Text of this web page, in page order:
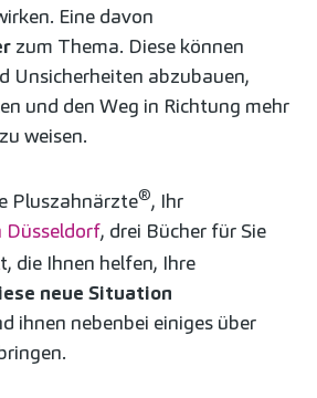
Eine davon
zum Thema. Diese können
Unsicherheiten abzubauen,
und den Weg in Richtung mehr
weisen.
Pluszahnärzte®, Ihr
Düsseldorf, drei Bücher für Sie
die Ihnen helfen, Ihre
neue Situation
ihnen nebenbei einiges über